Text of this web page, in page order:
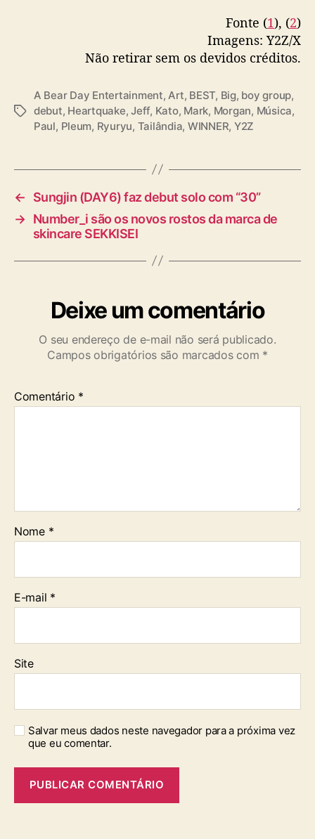
Fonte (1), (2)
Imagens: Y2Z/X
Não retirar sem os devidos créditos.
T
A Bear Day Entertainment,Art, BEST, Big, boy group,
debut, Heartquake,Jeff, Kato, Mark, Morgan, Música,
Paul, Pleum, Ryuryu, Tailândia, WINNER, Y2Z
←
Sungjin (DAY6) faz debut solo com “30”
→ Number_i são os novos rostos da marca de
skincare SEKKISEI
Deixe um comentário
O seu endereço de e-mail não será publicado.
Campos obrigatórios são marcados com *
Comentário *
Nome *
E-mail *
Site
Salvar meus dados neste navegador para a próxima vez
que eu comentar.